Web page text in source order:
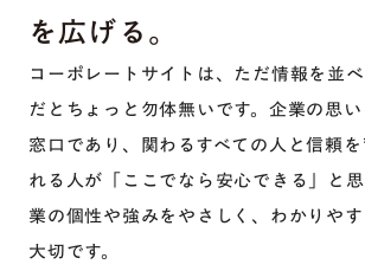
を広げる。
コーポレートサイトは、ただ情報を並
だとちょっと勿体無いです。企業の思
窓口であり、関わるすべての人と信頼
れる人が「ここでなら安心できる」と
業の個性や強みをやさしく、わかりや
大切です。